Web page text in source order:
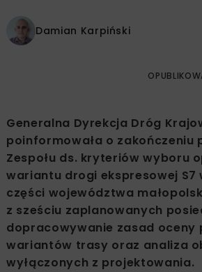
Damian Karpiński
Generalna Dyrekcja Dróg
poinformowała o zakończeniu
Zespołu ds. kryteriów wyboru
wariantu drogi ekspresowej S7
części województwa
z sześciu zaplanowanych
dopracowywanie zasad oceny
wariantów trasy oraz analiza
wyłączonych z projektowania.